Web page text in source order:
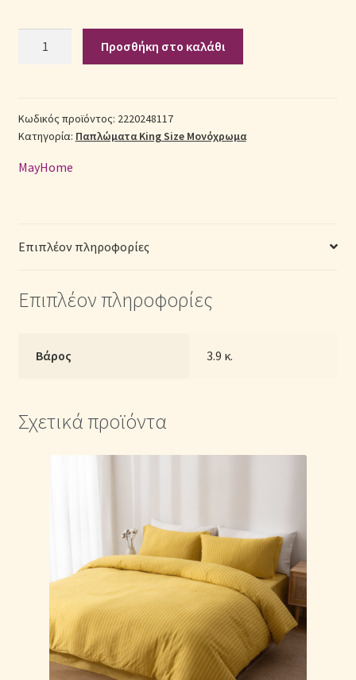
Σύνδεση
Size
(Π:
x
2220248117
Μουσταρδί
Προσθήκη στο καλάθι
Κωδικός προϊόντος: 2220248117
Κατηγορία: Παπλώματα King Size Μονόχρωμα
MayHome
Επιπλέον πληροφορίες
Επιπλέον πληροφορίες
Βάρος 3.9 κ.
Σχετικά προϊόντα